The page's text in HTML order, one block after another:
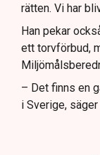
rätten. Vi har
Han pekar
ett torvförbud,
– Det finns en
i Sverige, säger